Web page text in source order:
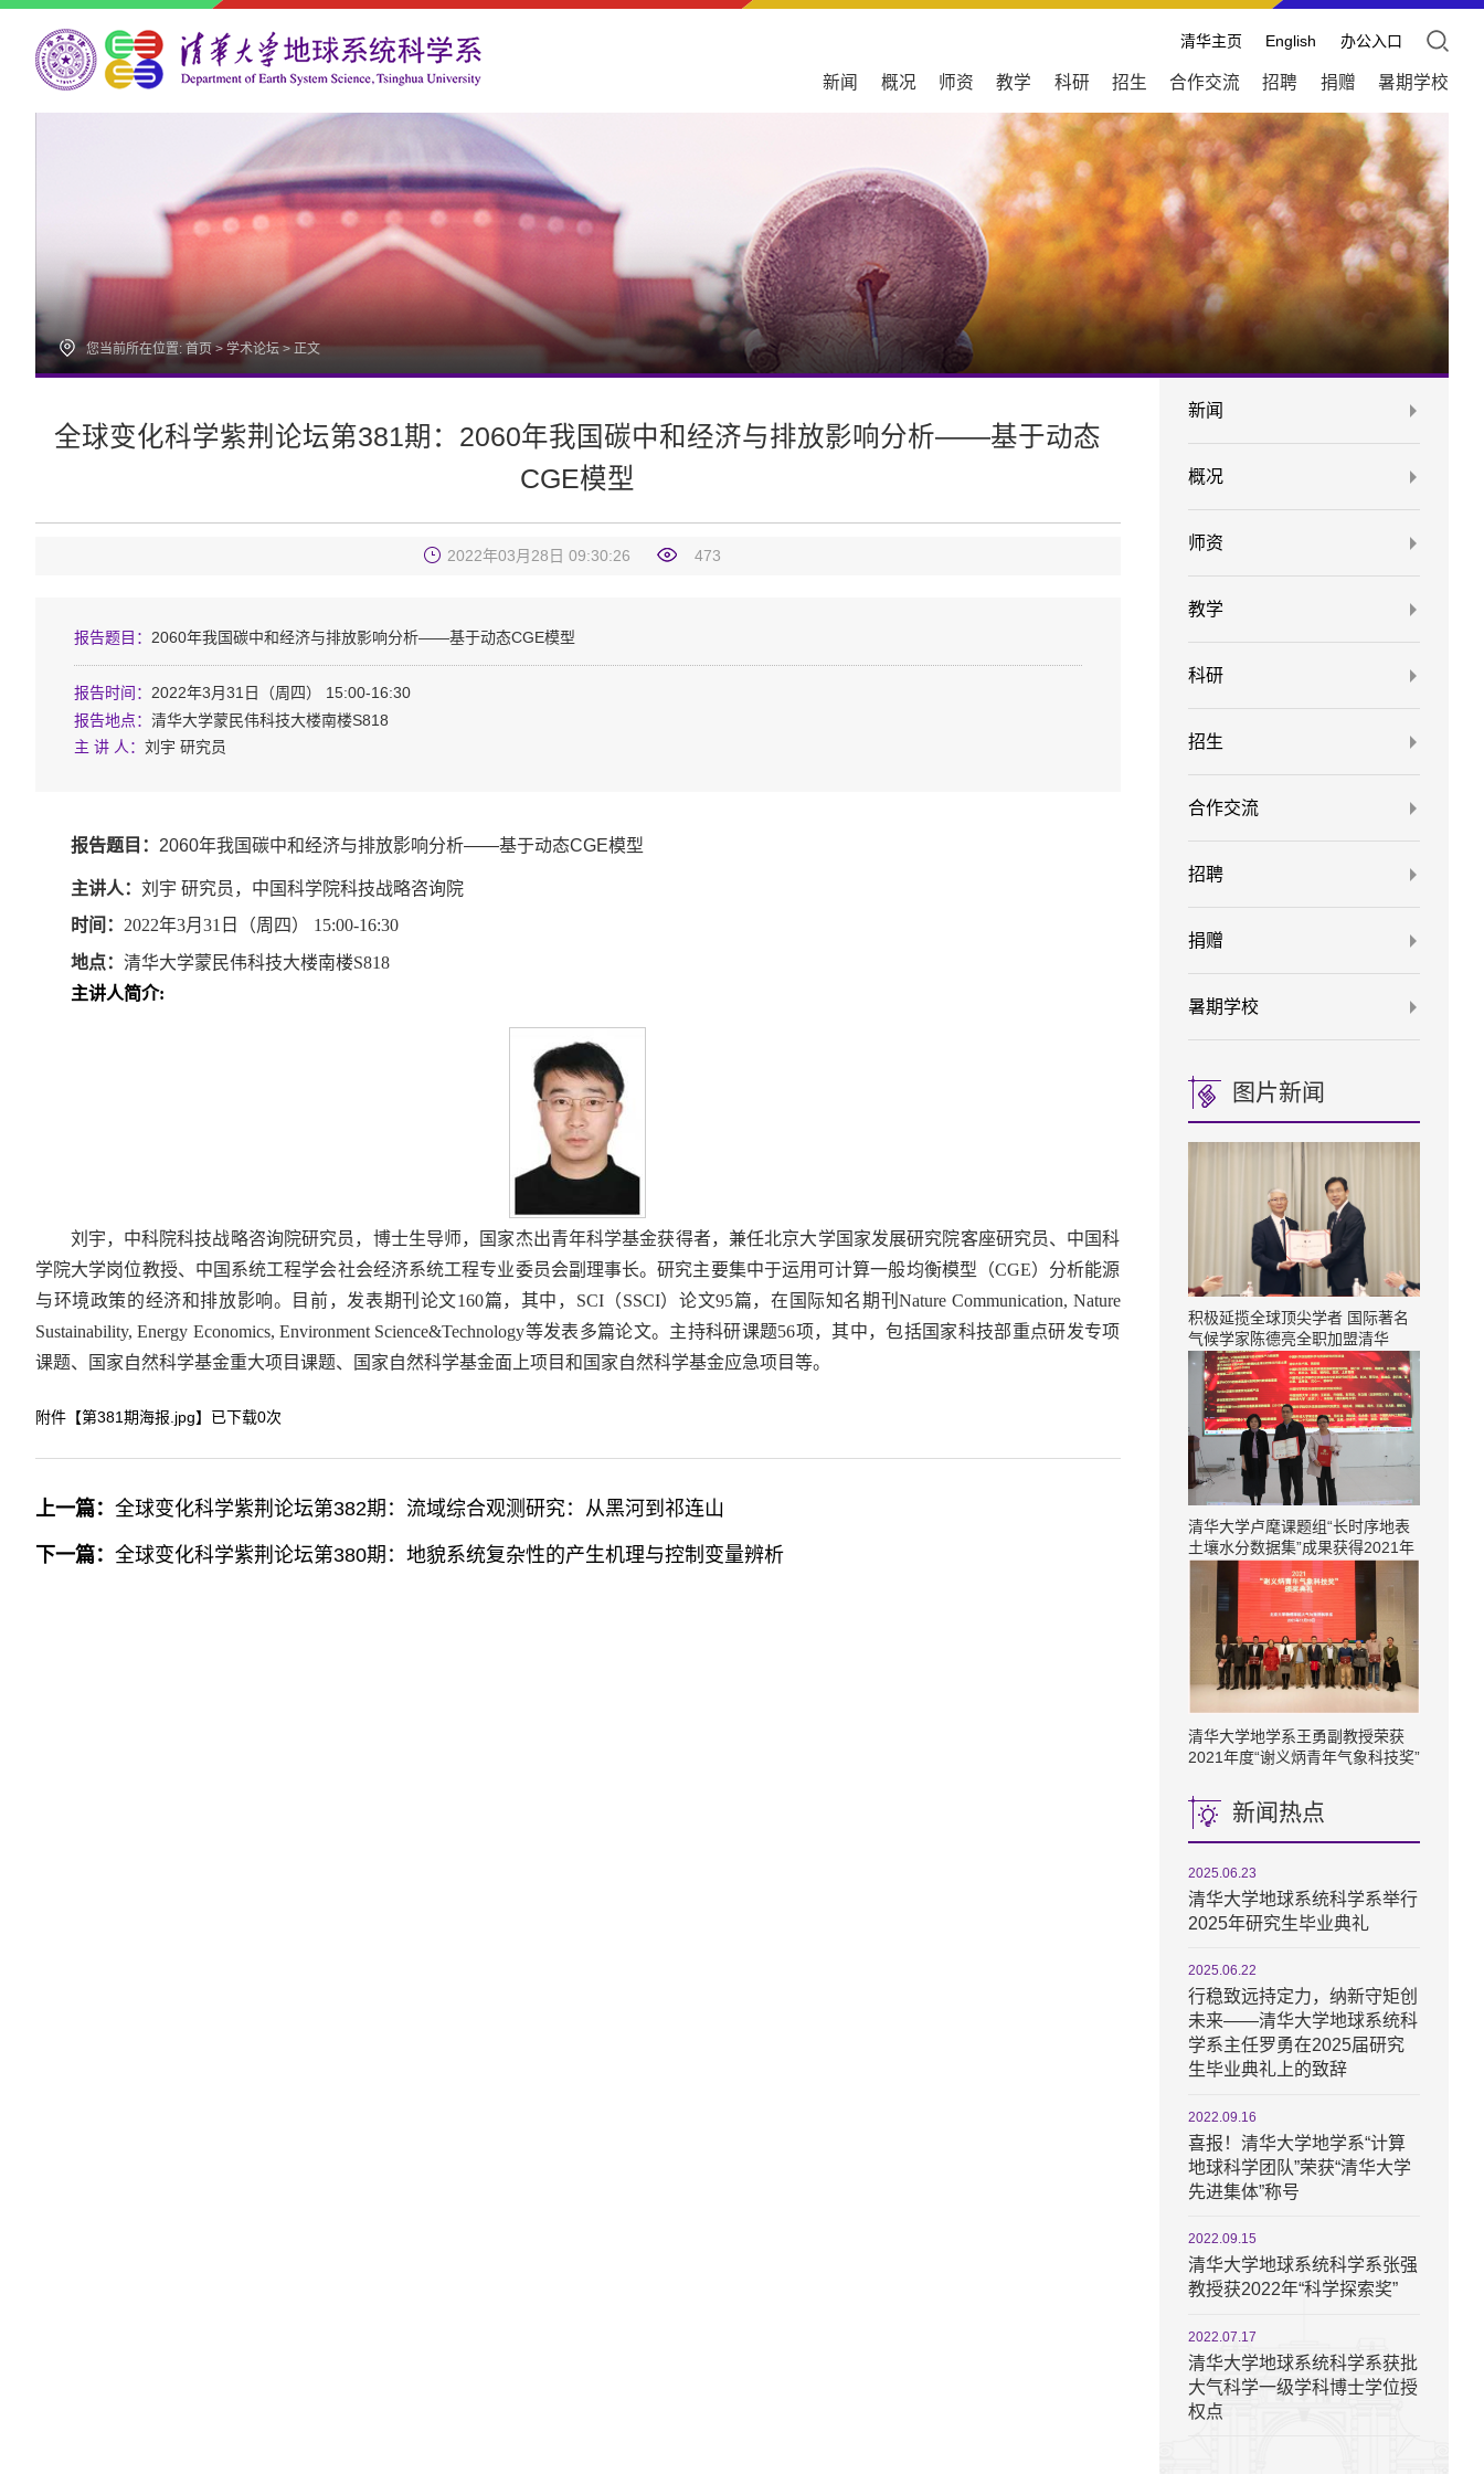
清华主页 English 办公入口
新闻 概况 师资 教学 科研 招生 合作交流 招聘 捐赠 暑期学校
您当前所在位置: 首页> 学术论坛> 正文
新闻
概况
师资
教学
科研
招生
合作交流
招聘
捐赠
暑期学校
图片新闻
积极延揽全球顶尖学者 国际著名
气候学家陈德亮全职加盟清华
清华大学卢麾课题组“长时序地表
土壤水分数据集”成果获得2021年
度十大最具价值共享开放遥感数据
集奖项
清华大学地学系王勇副教授荣获​
2021年度“谢义炳青年气象科技奖”
新闻热点
2025.06.23
清华大学地球系统科学系举行
2025年研究生毕业典礼
2025.06.22
行稳致远持定力，纳新守矩创
未来——清华大学地球系统科
学系主任罗勇在2025届研究
生毕业典礼上的致辞
2022.09.16
喜报！清华大学地学系“计算
地球科学团队”荣获“清华大学
先进集体”称号
2022.09.15
清华大学地球系统科学系张强
教授获2022年“科学探索奖”
2022.07.17
清华大学地球系统科学系获批
大气科学一级学科博士学位授
权点
全球变化科学紫荆论坛第381期：2060年我国碳中和经济与排放影响分析——基于动态
CGE模型
2022年03月28日 09:30:26 473
报告题目： 2060年我国碳中和经济与排放影响分析——基于动态CGE模型
报告时间： 2022年3月31日（周四） 15:00-16:30
报告地点： 清华大学蒙民伟科技大楼南楼S818
主 讲 人： 刘宇 研究员
报告题目： 2060年我国碳中和经济与排放影响分析——基于动态CGE模型
主讲人： 刘宇 研究员，中国科学院科技战略咨询院
时间： 2022年3月31日（周四） 15:00-16:30
地点： 清华大学蒙民伟科技大楼南楼S818
主讲人简介:
刘宇，中科院科技战略咨询院研究员，博士生导师，国家杰出青年科学基金获得者，兼任北京大学国家发展研究院客座研究员、中国科
学院大学岗位教授、中国系统工程学会社会经济系统工程专业委员会副理事长。研究主要集中于运用可计算一般均衡模型（CGE）分析能源
与环境政策的经济和排放影响。目前，发表期刊论文160篇，其中，SCI（SSCI）论文95篇，在国际知名期刊Nature Communication, Nature
Sustainability, Energy Economics, Environment Science&Technology等发表多篇论文。主持科研课题56项，其中，包括国家科技部重点研发专项
课题、国家自然科学基金重大项目课题、国家自然科学基金面上项目和国家自然科学基金应急项目等。
附件【第381期海报.jpg】已下载0次
上一篇： 全球变化科学紫荆论坛第382期：流域综合观测研究：从黑河到祁连山
下一篇： 全球变化科学紫荆论坛第380期：地貌系统复杂性的产生机理与控制变量辨析